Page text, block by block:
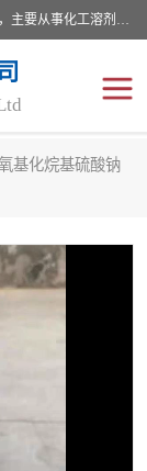
济南汇丰达化工有限公司是一家民营股份制精细化工企业，主要从事化工溶剂、药用辅料、合成中间体等深加工产品的研制开发、生产、销售和进出口贸易。主营产品：环氧丙烷，十二烷基苯，甲基磺酸，磺酸，DMF，DMAC，甘油，苯甲醇，乙酰氯，甲基丙烯酸，甲基丙烯酸甲酯，叔丁醇，异辛酸，二乙烯三胺，一乙，二乙‎，三乙醇胺，原乙酸三甲酯等化工产品及中间体。欢迎各界朋友洽谈咨询业务。
基化烷基硫酸钠